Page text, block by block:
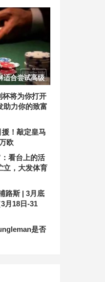
适合尝试高级
杯将为你打开
助力你的致富
！敲定皇马
欧
看台上的活
立，大发体育
路斯 | 3月底
月18日-31
是否